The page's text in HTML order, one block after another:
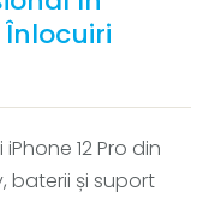
12 Pro din
baterii și suport